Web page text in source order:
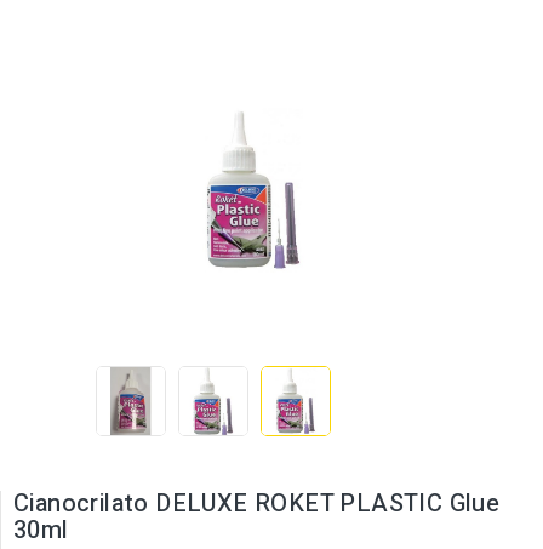
Cianocrilato DELUXE ROKET PLASTIC Glue
30ml